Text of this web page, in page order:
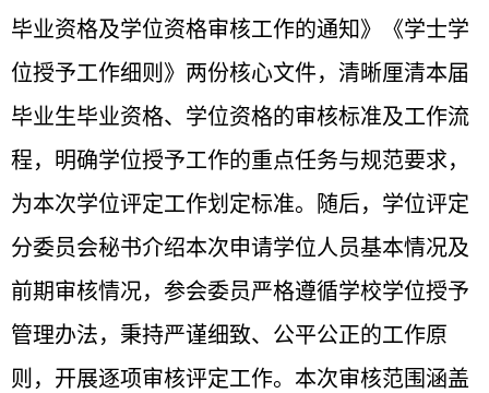
毕业资格及学位资格审核工作的通知》《学士学
位授予工作细则》两份核心文件，清晰厘清本届
毕业生毕业资格、学位资格的审核标准及工作流
程，明确学位授予工作的重点任务与规范要求，
为本次学位评定工作划定标准。随后，学位评定
分委员会秘书介绍本次申请学位人员基本情况及
前期审核情况，参会委员严格遵循学校学位授予
管理办法，秉持严谨细致、公平公正的工作原
则，开展逐项审核评定工作。本次审核范围涵盖